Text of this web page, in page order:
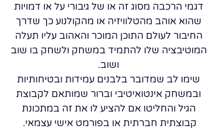
דגמי הרכבה מסוג זה או של גיבורי על או דמויות
שהוא אוהב מהטלוויזיה או מהקולנוע כך שדרך
החיבור לעולם התוכן המוכר והאהוב עליו תעלה
המוטיבציה שלו להתמיד במשחק ולשחק בו שוב
ושוב.
שימו לב שמדובר בלבנים עמידות ובטיחותיות
ובמשחק אינטואיטיבי וברור שמותאם לקבוצת
הגיל והחליטו אם להציע לו את זה במתכונת
קבוצתית חברתית או בפורמט אישי עצמאי.